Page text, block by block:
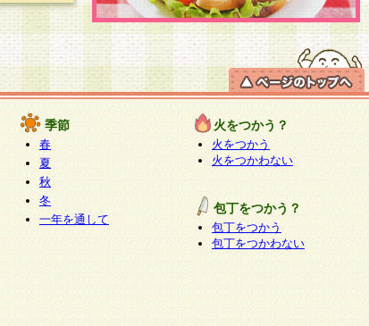
季節
春
夏
秋
冬
一年を通して
火をつかう？
火をつかう
火をつかわない
包丁をつかう？
包丁をつかう
包丁をつかわない